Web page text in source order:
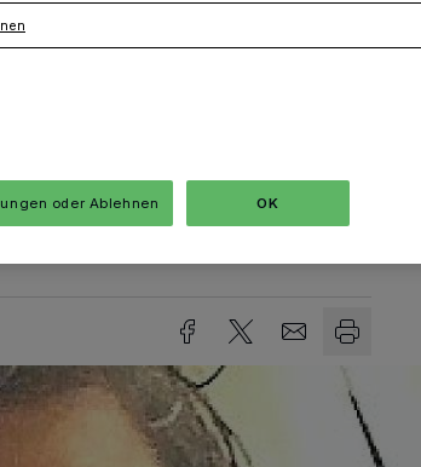
die Tränen gekommen“,
Ultra-Marathon von 100
– dieses Gefühl – ein
oder Ablehnen OK